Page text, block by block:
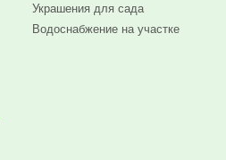
Украшения для сада
Водоснабжение на участке